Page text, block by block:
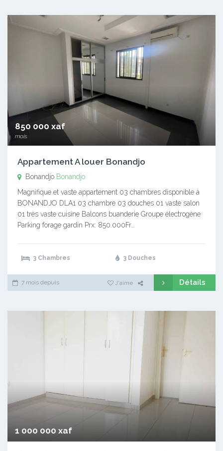
850 000 xaf
mois
Appartement A louer Bonandjo
Bonandjo Bonandjo
Magnifique et vaste appartement 03 chambres disponible à
BONANDJO DLA1 03 chambre 03 douches 01 vaste salon
01 très vaste cuisine Balcons buanderie Groupe électrogène
Parking forage gardin Prx: 850.000Fr…
3 Chambres 3 Douches
7 mois depuis J'aime Détails
1 000 000 xaf